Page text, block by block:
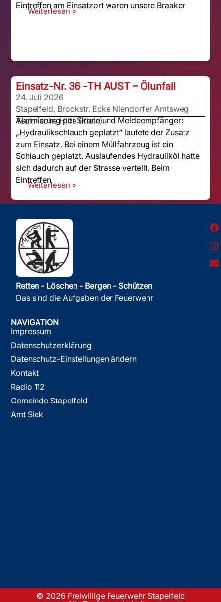
Eintreffen am Einsatzort waren unsere Braaker
Weiterlesen »
Einsatz-Nr. 36 -TH AUST – Ölunfall
24. Juli 2026
Stapelfeld, Brookstr. Ecke Niendorfer Amtsweg
Technische Hilfe (Klein)
Alarmierung per Sirene und Meldeempfänger:
„Hydraulikschlauch geplatzt“ lautete der Zusatz
zum Einsatz. Bei einem Müllfahrzeug ist ein
Schlauch geplatzt. Auslaufendes Hydrauliköl hatte
sich dadurch auf der Strasse verteilt. Beim
Eintreffen
Weiterlesen »
Retten - Löschen - Bergen - Schützen
Das sind die Aufgaben der Feuerwehr
NAVIGATION
Impressum
Datenschutzerklärung
Datenschutz-Einstellungen ändern
Kontakt
Radio 112
Gemeinde Stapelfeld
Amt Siek
© 2026 Freiwillige Feuerwehr Stapelfeld